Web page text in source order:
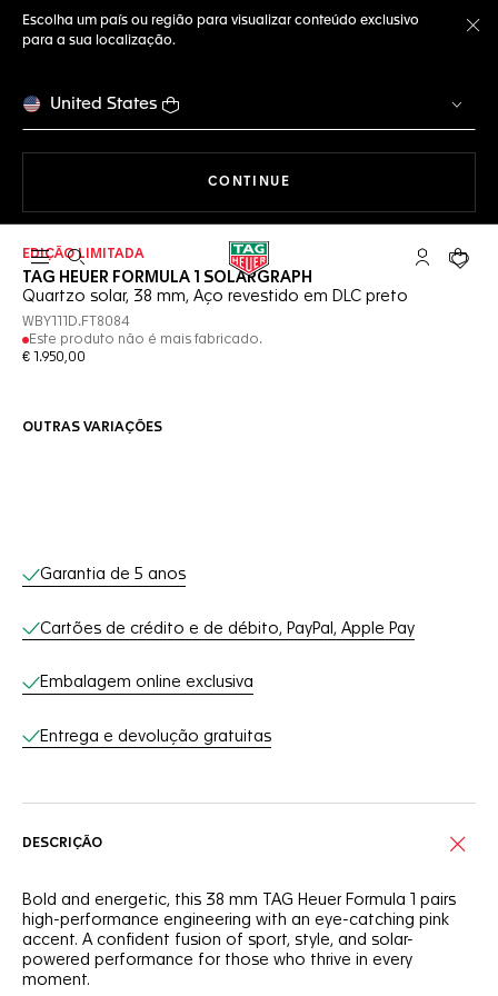
Escolha um país ou região para visualizar conteúdo exclusivo
para a sua localização.
United States
CONTINUE
Abrir a busca Conta My
Seu
EDIÇÃO LIMITADA
TAG HEUER FORMULA 1 SOLARGRAPH
Quartzo solar, 38 mm, Aço revestido em DLC preto
WBY111D.FT8084
Este produto não é mais fabricado.
€ 1.950,00
OUTRAS VARIAÇÕES
Serviços on-line
Garantia de 5 anos
Cartões de crédito e de débito, PayPal, Apple Pay
Embalagem online exclusiva
Entrega e devolução gratuitas
DESCRIÇÃO
Bold and energetic, this 38 mm TAG Heuer Formula 1 pairs
high-performance engineering with an eye-catching pink
accent. A confident fusion of sport, style, and solar-
powered performance for those who thrive in every
moment.